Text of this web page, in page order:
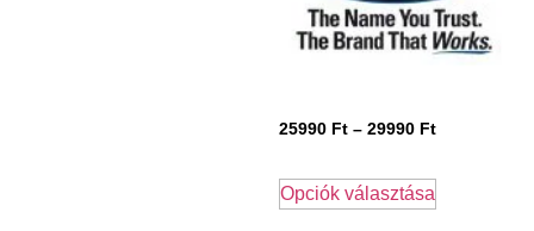
25990 Ft – 29990 Ft
Opciók választása